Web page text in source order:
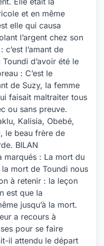
et en même
elle qui causa
l’argent chez son
l’amant de
d’avoir été le
: C’est le
de Suzy, la femme
faisait maltraiter tous
ou sans preuve.
Kalisia, Obebé,
le beau frère de
BILAN
marqués : La mort du
mort de Toundi nous
à retenir : la leçon
est que la
jusqu’à la mort.
a recours à
pour se faire
il attendu le départ